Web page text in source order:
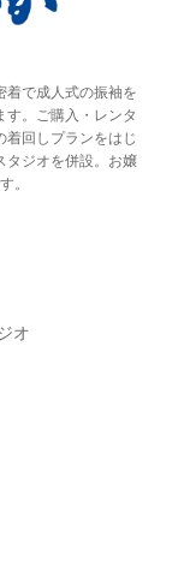
着で成人式の振袖を
す。ご購入・レンタ
着回しプランをはじ
タジオを併設。お嬢
。
オ